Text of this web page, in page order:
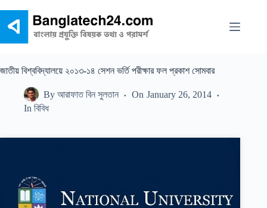
content
জাতীয় বিশ্ববিদ্যালয়ে ২০১৩-১৪ সেশন ভর্তি পরীক্ষার ফল প্রকাশ সোমবার
By আরাফাত বিন সুলতান On January 26, 2014
In বিবিধ